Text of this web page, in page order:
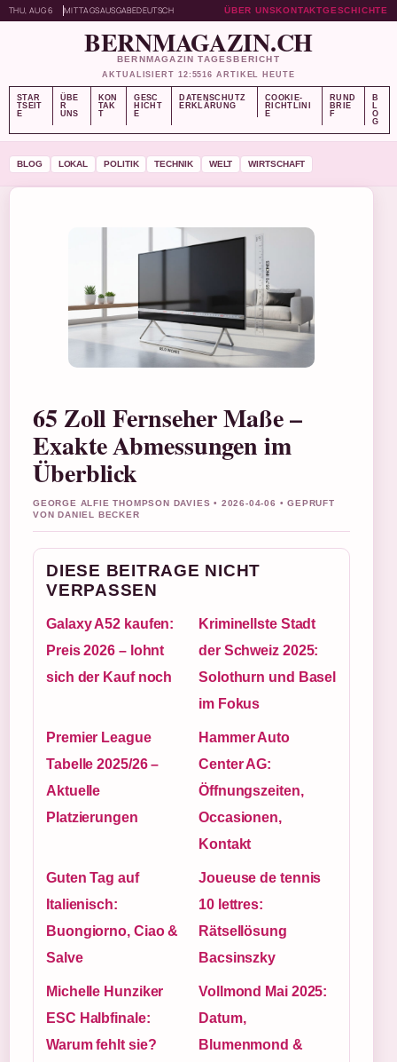
THU, AUG 6 MITTAGSAUSGABEDEUTSCH ÜBER UNSKONTAKTGESCHICHTE
BERNMAGAZIN.CH
BERNMAGAZIN TAGESBERICHT
AKTUALISIERT 12:5516 ARTIKEL HEUTE
STAR
TSEIT
E
ÜBE
R
UNS
KON
TAK
T
GESC
HICHT
E
DATENSCHUTZ
ERKLÄRUNG
COOKIE-
RICHTLINI
E
RUND
BRIE
F
B
L
O
G
BLOG LOKAL POLITIK TECHNIK WELT WIRTSCHAFT
65 Zoll Fernseher Maße –
Exakte Abmessungen im
Überblick
GEORGE ALFIE THOMPSON DAVIES • 2026-04-06 • GEPRUFT
VON DANIEL BECKER
DIESE BEITRAGE NICHT
VERPASSEN
Galaxy A52 kaufen:
Preis 2026 – lohnt
sich der Kauf noch
Kriminellste Stadt
der Schweiz 2025:
Solothurn und Basel
im Fokus
Premier League
Tabelle 2025/26 –
Aktuelle
Platzierungen
Hammer Auto
Center AG:
Öffnungszeiten,
Occasionen,
Kontakt
Guten Tag auf
Italienisch:
Buongiorno, Ciao &
Salve
Joueuse de tennis
10 lettres:
Rätsellösung
Bacsinszky
Michelle Hunziker
ESC Halbfinale:
Warum fehlt sie?
Vollmond Mai 2025:
Datum,
Blumenmond &